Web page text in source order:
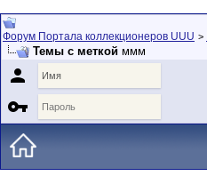
Форум Портала коллекционеров UUU >
Темы с меткой ммм

